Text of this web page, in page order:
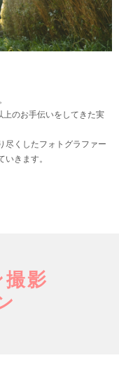
上のお手伝いをしてきた実
尽くしたフォトグラファー
きます。
影